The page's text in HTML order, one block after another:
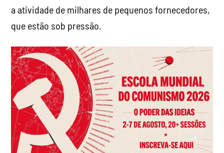
a atividade de milhares de pequenos fornecedores,
que estão sob pressão.